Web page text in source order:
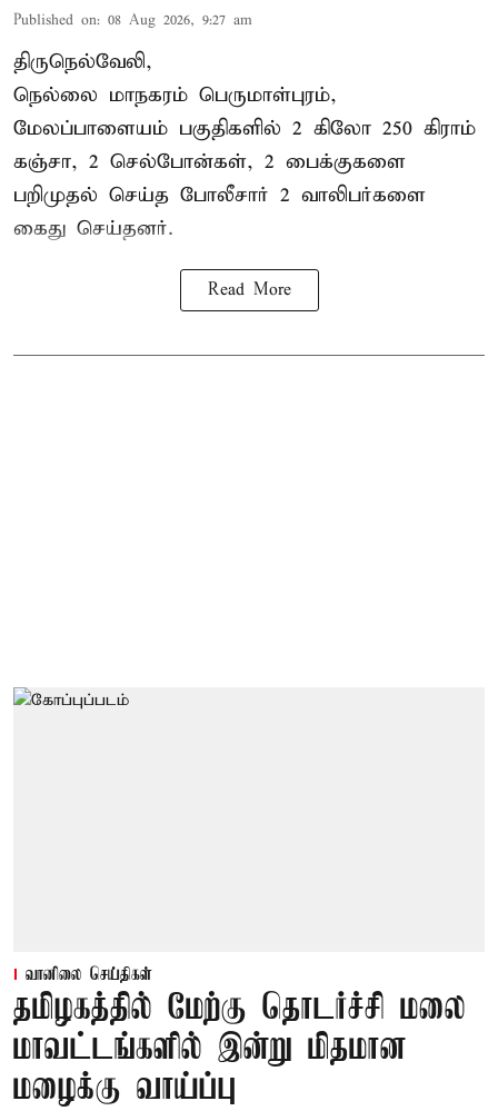
Published on: 08 Aug 2026, 9:27 am
திருநெல்வேலி,
நெல்லை மாநகரம் பெருமாள்புரம்,
மேலப்பாளையம் பகுதிகளில் 2 கிலோ 250 கிராம்
கஞ்சா, 2 செல்போன்கள், 2 பைக்குகளை
பறிமுதல் செய்த போலீசார் 2 வாலிபர்களை
கைது செய்தனர்.
Read More
வானிலை செய்திகள்
தமிழகத்தில் மேற்கு தொடர்ச்சி மலை
மாவட்டங்களில் இன்று மிதமான
மழைக்கு வாய்ப்பு